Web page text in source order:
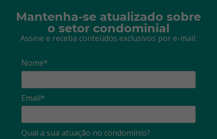
Mantenha-se atualizado sobre
o setor condominial
Assine e receba conteúdos exclusivos por e-mail:
Nome*
Email*
Qual a sua atuação no condomínio?